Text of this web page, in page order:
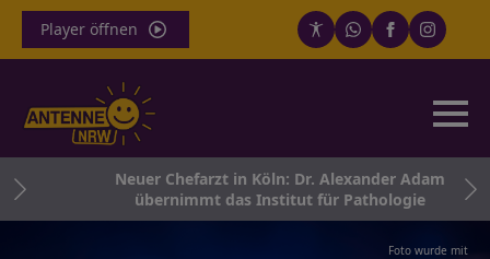
Player öffnen
Neuer Chefarzt in Köln: Dr. Alexander Adam
übernimmt das Institut für Pathologie
Foto wurde mit